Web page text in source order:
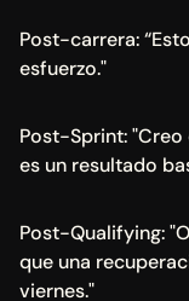
Post-carrera:
esfuerzo."
Post-Sprint:
es un resultado
Post-Qualifying:
que una
viernes."